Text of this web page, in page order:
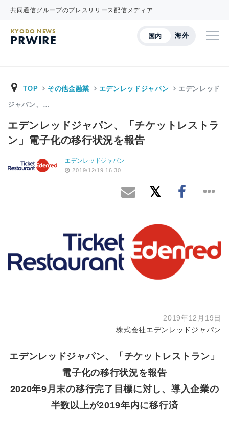
共同通信グループのプレスリリース配信メディア
国内 海外
KYODO NEWS
PRWIRE
TOP その他金融業 エデンレッドジャパン エデンレッド
ジャパン、…
エデンレッドジャパン、「チケットレストラ
ン」電子化の移行状況を報告
エデンレッドジャパン
2019/12/19 16:30
2019年12月19日
株式会社エデンレッドジャパン
エデンレッドジャパン、「チケットレストラン」
電子化の移行状況を報告
2020年9月末の移行完了目標に対し、導入企業の
半数以上が2019年内に移行済